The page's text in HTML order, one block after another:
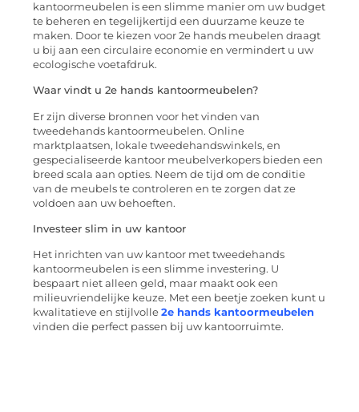
kantoormeubelen is een slimme manier om uw budget
te beheren en tegelijkertijd een duurzame keuze te
maken. Door te kiezen voor 2e hands meubelen draagt
u bij aan een circulaire economie en vermindert u uw
ecologische voetafdruk.
Waar vindt u 2e hands kantoormeubelen?
Er zijn diverse bronnen voor het vinden van
tweedehands kantoormeubelen. Online
marktplaatsen, lokale tweedehandswinkels, en
gespecialiseerde kantoor meubelverkopers bieden een
breed scala aan opties. Neem de tijd om de conditie
van de meubels te controleren en te zorgen dat ze
voldoen aan uw behoeften.
Investeer slim in uw kantoor
Het inrichten van uw kantoor met tweedehands
kantoormeubelen is een slimme investering. U
bespaart niet alleen geld, maar maakt ook een
milieuvriendelijke keuze. Met een beetje zoeken kunt u
kwalitatieve en stijlvolle 2e hands kantoormeubelen
vinden die perfect passen bij uw kantoorruimte.